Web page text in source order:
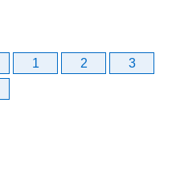
1 2
3